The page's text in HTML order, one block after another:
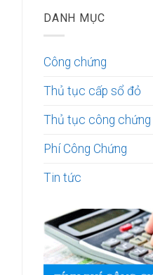
DANH MỤC
Công chứng
Thủ tục cấp sổ đỏ
Thủ tục công chứng
Phí Công Chứng
Tin tức